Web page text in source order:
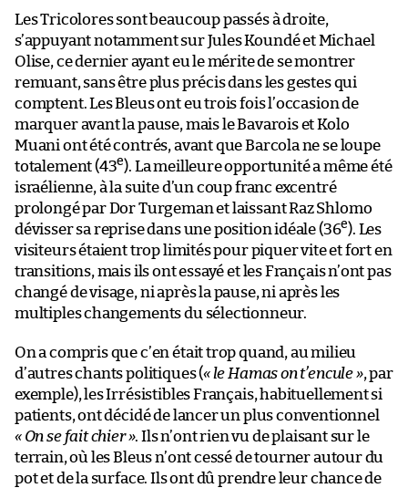
Les Tricolores sont beaucoup passés à droite,
s’appuyant notamment sur Jules Koundé et Michael
Olise, ce dernier ayant eu le mérite de se montrer
remuant, sans être plus précis dans les gestes qui
comptent. Les Bleus ont eu trois fois l’occasion de
marquer avant la pause, mais le Bavarois et Kolo
Muani ont été contrés, avant que Barcola ne se loupe
totalement (43e). La meilleure opportunité a même été
israélienne, à la suite d’un coup franc excentré
prolongé par Dor Turgeman et laissant Raz Shlomo
dévisser sa reprise dans une position idéale (36e). Les
visiteurs étaient trop limités pour piquer vite et fort en
transitions, mais ils ont essayé et les Français n’ont pas
changé de visage, ni après la pause, ni après les
multiples changements du sélectionneur.
On a compris que c’en était trop quand, au milieu
d’autres chants politiques (« le Hamas on t’encule », par
exemple), les Irrésistibles Français, habituellement si
patients, ont décidé de lancer un plus conventionnel
« On se fait chier ». Ils n’ont rien vu de plaisant sur le
terrain, où les Bleus n’ont cessé de tourner autour du
pot et de la surface. Ils ont dû prendre leur chance de